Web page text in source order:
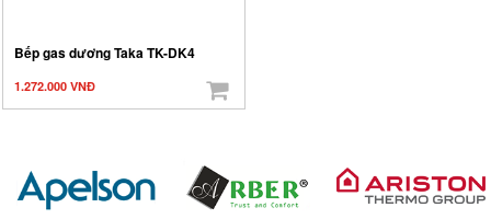
Bếp gas dương Taka TK-DK4
1.272.000 VNĐ